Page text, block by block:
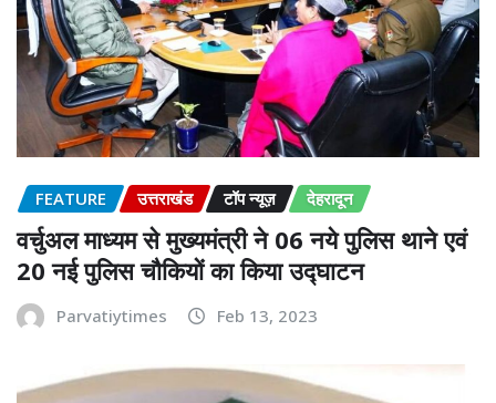
FEATURE उत्तराखंड टॉप न्यूज़ देहरादून
वर्चुअल माध्यम से मुख्यमंत्री ने 06 नये पुलिस थाने एवं
20 नई पुलिस चौकियों का किया उद्घाटन
Parvatiytimes Feb 13, 2023